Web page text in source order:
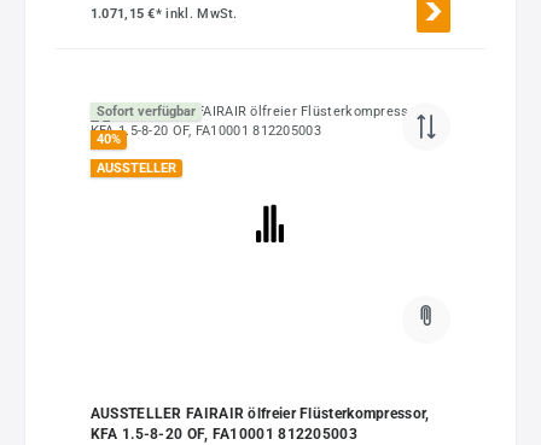
1.071,15 €*inkl. MwSt.
Sofort verfügbar
40%
AUSSTELLER
AUSSTELLER FAIRAIR ölfreier Flüsterkompressor,
KFA 1.5-8-20 OF, FA10001 812205003